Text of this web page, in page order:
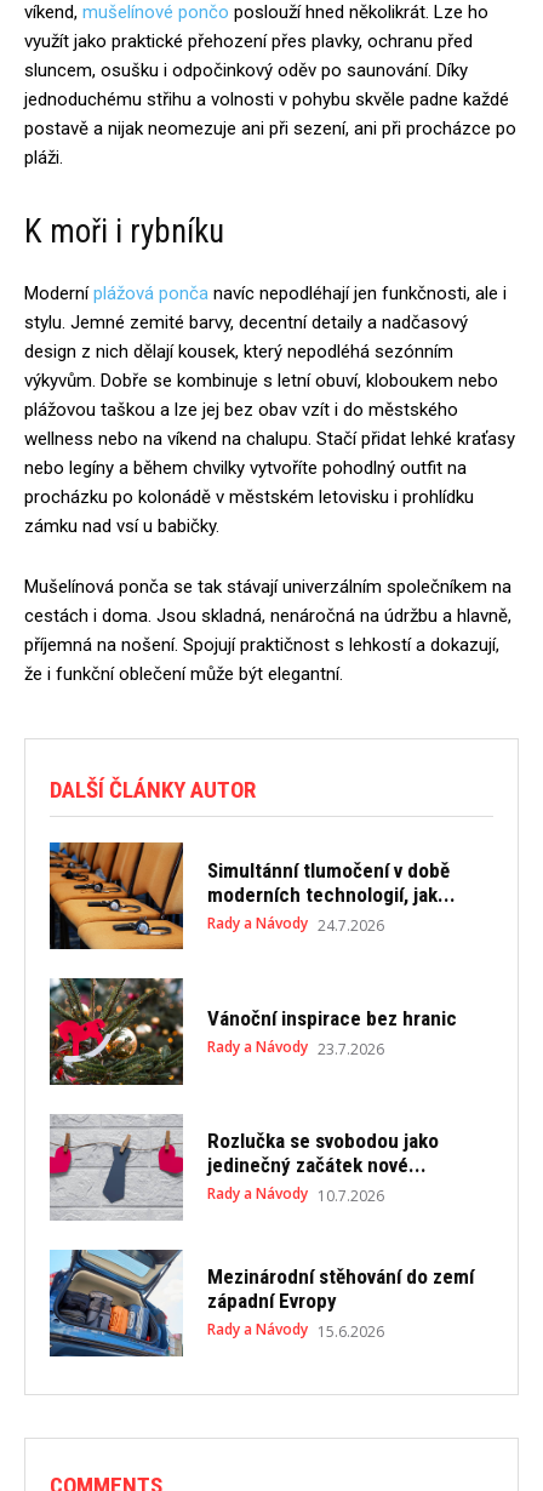
víkend, mušelínové pončo poslouží hned několikrát. Lze ho
využít jako praktické přehození přes plavky, ochranu před
sluncem, osušku i odpočinkový oděv po saunování. Díky
jednoduchému střihu a volnosti v pohybu skvěle padne každé
postavě a nijak neomezuje ani při sezení, ani při procházce po
pláži.
K moři i rybníku
Moderníplážová ponča navíc nepodléhají jen funkčnosti, ale i
stylu. Jemné zemité barvy, decentní detaily a nadčasový
design z nich dělají kousek, který nepodléhá sezónním
výkyvům. Dobře se kombinuje s letní obuví, kloboukem nebo
plážovou taškou a lze jej bez obav vzít i do městského
wellness nebo na víkend na chalupu. Stačí přidat lehké kraťasy
nebo legíny a během chvilky vytvoříte pohodlný outfit na
procházku po kolonádě v městském letovisku i prohlídku
zámku nad vsí u babičky.
Mušelínová ponča se tak stávají univerzálním společníkem na
cestách i doma. Jsou skladná, nenáročná na údržbu a hlavně,
příjemná na nošení. Spojují praktičnost s lehkostí a dokazují,
že i funkční oblečení může být elegantní.
DALŠÍ ČLÁNKY AUTOR
Simultánní tlumočení v době
moderních technologií, jak...
Rady a Návody 24.7.2026
Vánoční inspirace bez hranic
Rady a Návody 23.7.2026
Rozlučka se svobodou jako
jedinečný začátek nové...
Rady a Návody 10.7.2026
Mezinárodní stěhování do zemí
západní Evropy
Rady a Návody 15.6.2026
COMMENTS